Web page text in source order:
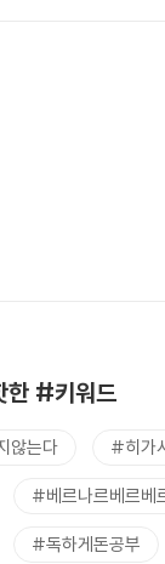
한 #키워드
않는다 #히가
#베르나르베르베
#독하게돈공부